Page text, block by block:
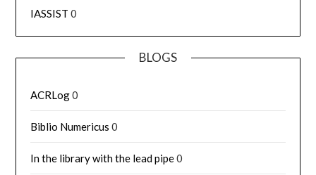
IASSIST 0
BLOGS
ACRLog0
Biblio Numericus 0
In the library with the lead pipe0